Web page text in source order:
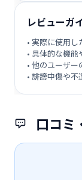
口コミ
レビューガ
• 実際に使用
• 具体的な機
• 他のユーザ
• 誹謗中傷や